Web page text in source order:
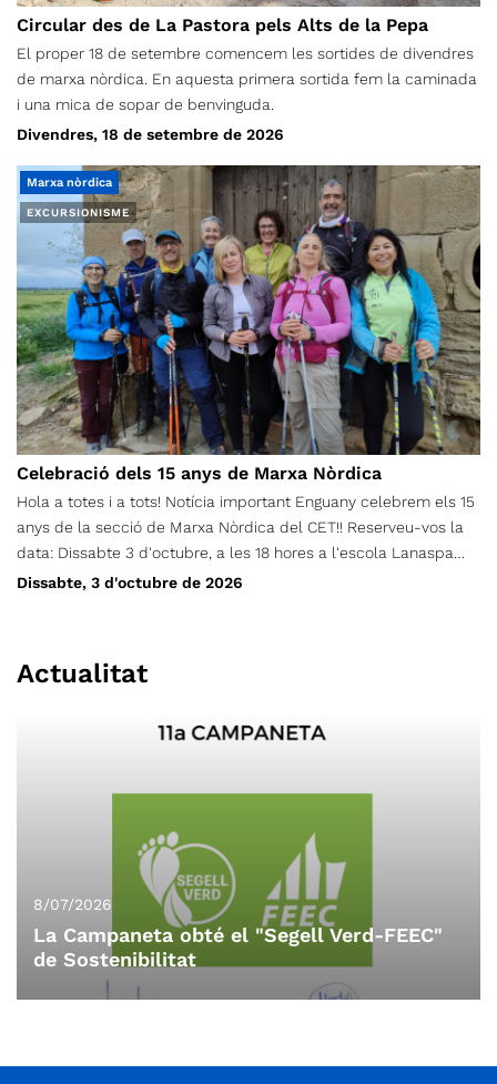
Circular des de La Pastora pels Alts de la Pepa
El proper 18 de setembre comencem les sortides de divendres
de marxa nòrdica. En aquesta primera sortida fem la caminada
i una mica de sopar de benvinguda.
Divendres, 18 de setembre de 2026
EXCURSIONISME
Marxa nòrdica
Celebració dels 15 anys de Marxa Nòrdica
Hola a totes i a tots! Notícia important Enguany celebrem els 15
anys de la secció de Marxa Nòrdica del CET!! Reserveu-vos la
data: Dissabte 3 d'octubre, a les 18 hores a l'escola Lanaspa
del carrer Pantà. Hi haurà moltes sorpreses: Anunciarem el
endavant ja anirem compartint més detalls. Ens faria molta
Dissabte, 3 d'octubre de 2026
Actualitat
8/07/2026
La Campaneta obté el "Segell Verd-FEEC"
de Sostenibilitat